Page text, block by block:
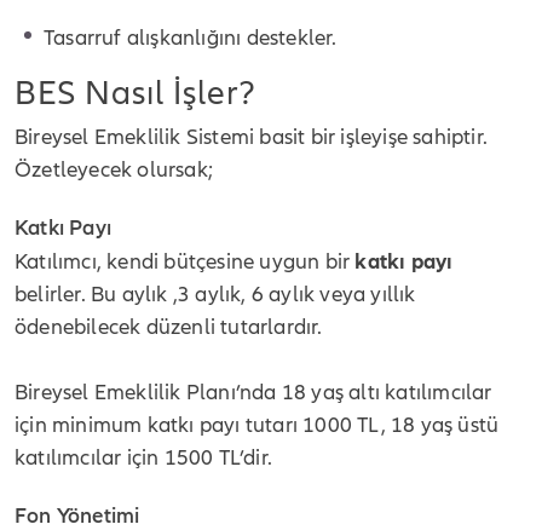
Tasarruf alışkanlığını destekler.
BES Nasıl İşler?
Bireysel Emeklilik Sistemi basit bir işleyişe sahiptir.
Özetleyecek olursak;
Katkı Payı
Katılımcı, kendi bütçesine uygun bir katkı payı
belirler. Bu aylık ,3 aylık, 6 aylık veya yıllık
ödenebilecek düzenli tutarlardır.
Bireysel Emeklilik Planı’nda 18 yaş altı katılımcılar
için minimum katkı payı tutarı 1000 TL, 18 yaş üstü
katılımcılar için 1500 TL’dir.
Fon Yönetimi